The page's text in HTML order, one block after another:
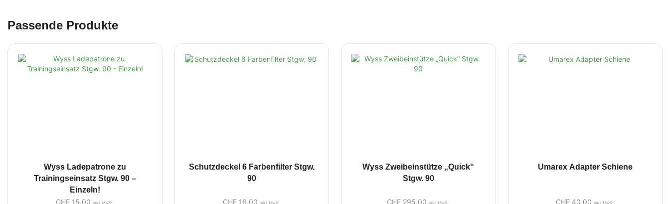
Passende Produkte
Wyss Ladepatrone zu
Trainingseinsatz Stgw. 90 –
Einzeln!
CHF 15.00 inkl. MwSt.
Schutzdeckel 6 Farbenfilter Stgw.
90
CHF16.00 inkl. MwSt.
Wyss Zweibeinstütze „Quick“
Stgw. 90
CHF 295.00 inkl. MwSt.
Umarex Adapter Schiene
CHF40.00 inkl. MwSt.